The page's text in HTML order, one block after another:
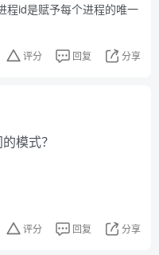
程id是赋予每个进程的唯一
评分 回复 分享
模式？
评分 回复 分享